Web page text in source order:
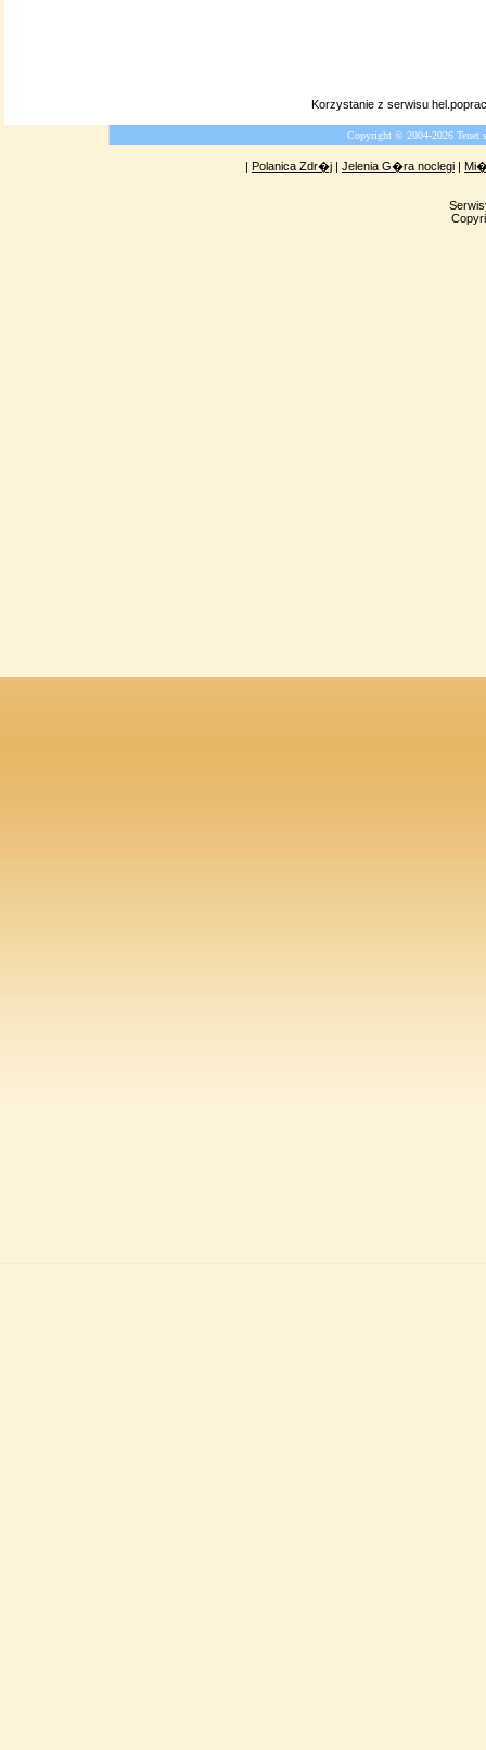
Korzystanie z serwisu
Copyright © 2004-2026
| Polanica Zdr�j | Jelenia G�ra noclegi |